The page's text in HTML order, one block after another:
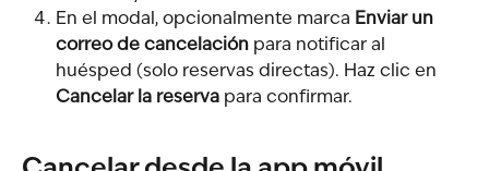
En el modal, opcionalmente marca Enviar un
correo de cancelación para notificar al
huésped (solo reservas directas). Haz clic en
Cancelar la reserva para confirmar.